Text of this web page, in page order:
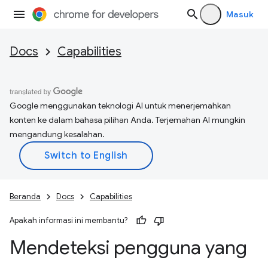
Masuk
Docs Capabilities
Google menggunakan teknologi AI untuk menerjemahkan
konten ke dalam bahasa pilihan Anda. Terjemahan AI mungkin
mengandung kesalahan.
Beranda Docs Capabilities
Apakah informasi ini membantu?
Mendeteksi pengguna yang